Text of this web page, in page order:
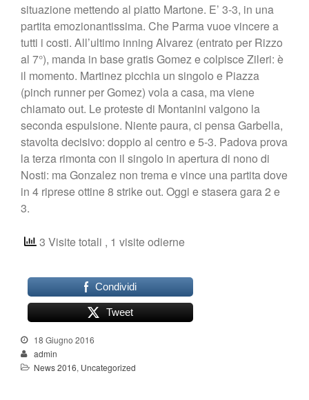
situazione mettendo al piatto Martone. E’ 3-3, in una
partita emozionantissima. Che Parma vuoe vincere a
tutti i costi. All’ultimo inning Alvarez (entrato per Rizzo
al 7°), manda in base gratis Gomez e colpisce Zileri: è
il momento. Martinez picchia un singolo e Piazza
(pinch runner per Gomez) vola a casa, ma viene
chiamato out. Le proteste di Montanini valgono la
seconda espulsione. Niente paura, ci pensa Garbella,
stavolta decisivo: doppio al centro e 5-3. Padova prova
la terza rimonta con il singolo in apertura di nono di
Nosti: ma Gonzalez non trema e vince una partita dove
in 4 riprese ottine 8 strike out. Oggi e stasera gara 2 e
3.
3 Visite totali , 1 visite odierne
Condividi
Tweet
18 Giugno 2016
admin
News 2016, Uncategorized